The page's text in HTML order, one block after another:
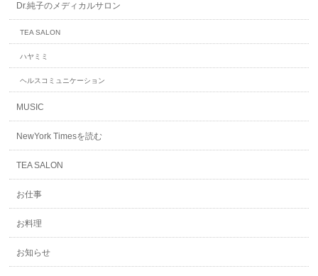
Dr.純子のメディカルサロン
TEA SALON
ハヤミミ
ヘルスコミュニケーション
MUSIC
NewYork Timesを読む
TEA SALON
お仕事
お料理
お知らせ